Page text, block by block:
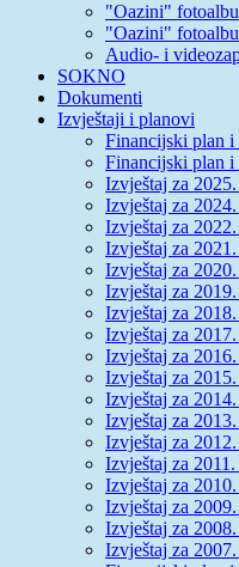
"Oazini"
"Oazini"
Audio- i
SOKNO
Dokumenti
Izvještaji i planovi
Financijski plan i
Financijski plan i
Izvještaj za
Izvještaj za
Izvještaj za
Izvještaj za
Izvještaj za
Izvještaj za
Izvještaj za
Izvještaj za
Izvještaj za
Izvještaj za
Izvještaj za
Izvještaj za
Izvještaj za
Izvještaj za
Izvještaj za
Izvještaj za
Izvještaj za
Izvještaj za